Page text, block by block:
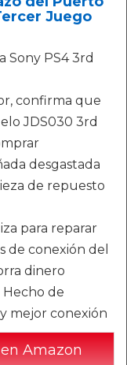
Juego
Sony PS4 3rd
confirma que
JDS030 3rd
desgastada
de repuesto
para reparar
de conexión del
dinero
de
mejor conexión
Amazon